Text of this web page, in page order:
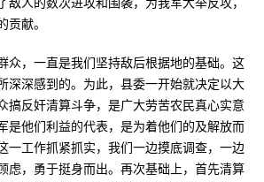
贡献。
，一直是我们坚持敌后根据地的基础。这
深深感到的。为此，县委一开始就决定以大
搞反奸清算斗争，是广大劳苦农民真心实意
是他们利益的代表，是为着他们的及解放而
一工作抓紧抓实，我们一边摸底调查，一边
虑，勇于挺身而出。再次基础上，首先清算